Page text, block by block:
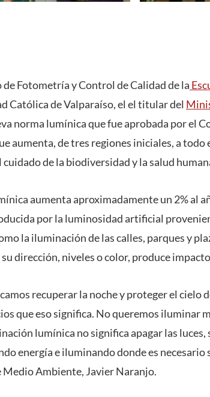
Fotometría y Control de Calidad de la
Católica de Valparaíso, el el titular del
norma lumínica que fue aprobada por el
aumenta, de tres regiones iniciales, a todo
de la biodiversidad y la salud
aumenta aproximadamente un 2% al
por la luminosidad artificial
la iluminación de las calles, parques y
dirección, niveles o color, produce
recuperar la noche y proteger el cielo
que eso significa. No queremos iluminar
lumínica no significa apagar las luces,
energía e iluminando donde es
Ambiente, Javier Naranjo.